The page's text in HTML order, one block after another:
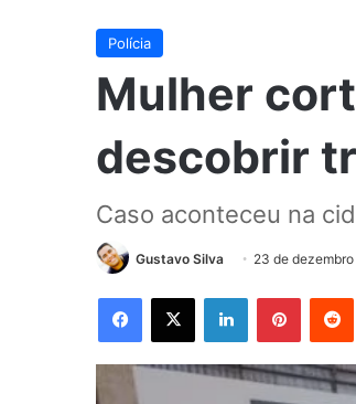
Polícia
Mulher
descobrir
Caso aconteceu na
Gustavo Silva 23 de